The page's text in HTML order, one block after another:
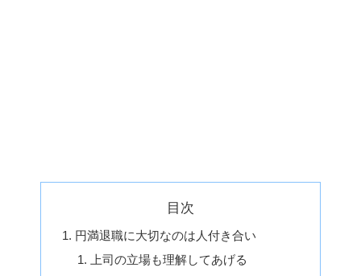
目次
円満退職に大切なのは人付き合い
上司の立場も理解してあげる